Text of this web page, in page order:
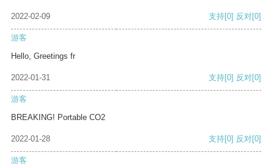
2022-02-09 支持[0] 反对[0]
游客
Hello, Greetings fr
2022-01-31 支持[0] 反对[0]
游客
BREAKING! Portable CO2
2022-01-28 支持[0] 反对[0]
游客